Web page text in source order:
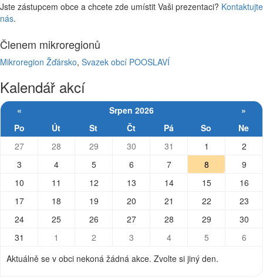
Jste zástupcem obce a chcete zde umístit Vaši prezentaci? Kontaktujte
nás.
Členem mikroregionů
Mikroregion Žďársko, Svazek obcí POOSLAVÍ
Kalendář akcí
« Srpen 2026
»
Po
Út St Čt Pá So
Ne
27
28 29 30 31 1
2
3
4 5 6 7 8
9
10
11 12 13 14 15
16
17
18 19 20 21 22
23
24
25 26 27 28 29
30
31
1 2 3 4 5
6
Aktuálně se v obci nekoná žádná akce. Zvolte si jiný den.